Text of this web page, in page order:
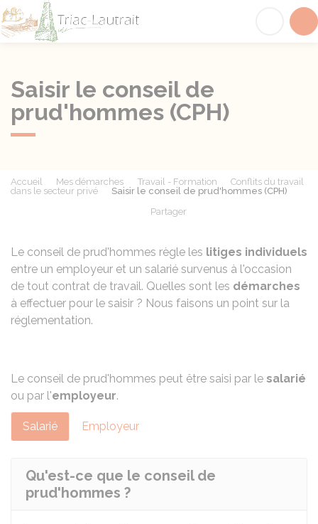
Saisir le conseil de
prud'hommes (CPH)
Accueil Mes démarches Travail - Formation
Conflits du travail
dans le secteur privé
Saisir le conseil de prud'hommes (CPH)
Partager
Le conseil de prud'hommes règle les litiges individuels
entre un employeur et un salarié survenus à l'occasion
de tout contrat de travail. Quelles sont les démarches
à effectuer pour le saisir ? Nous faisons un point sur la
réglementation.
Le conseil de prud'hommes peut être saisi par le salarié
ou par l'employeur.
Salarié Employeur
Qu'est-ce que le conseil de
prud'hommes ?